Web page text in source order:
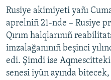
Rusiye akimiyeti yañı
aprelniñ 21-nde – Rusiye
Qırım halqlarınıñ
imzalağanınıñ beşinci
edi. Şimdi ise Aqmescitteki
senesi iyün ayında